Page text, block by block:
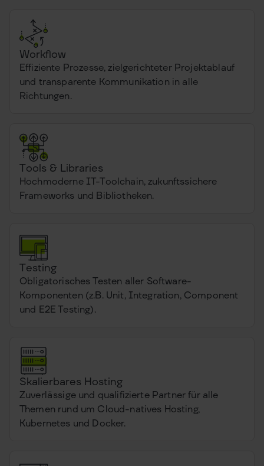
Workflow
Effiziente Prozesse, zielgerichteter Projektablauf
und transparente Kommunikation in alle
Richtungen.
Tools & Libraries
Hochmoderne IT-Toolchain, zukunftssichere
Frameworks und Bibliotheken.
Testing
Obligatorisches Testen aller Software-
Komponenten (z.B. Unit, Integration, Component
und E2E Testing).
Skalierbares Hosting
Zuverlässige und qualifizierte Partner für alle
Themen rund um Cloud-natives Hosting,
Kubernetes und Docker.